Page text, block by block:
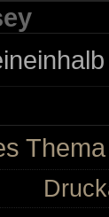
Thema